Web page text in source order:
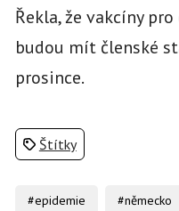
Řekla, že vakcíny
budou mít členské
prosince.
Štítky
#epidemie #německo